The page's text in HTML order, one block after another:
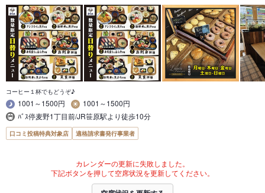
コーヒー１杯でもどうぞ♪
1001～1500円
1001～1500円
ﾊﾞｽ停麦野1丁目前/JR笹原駅より徒歩10分
口コミ投稿特典対象店 適格請求書発行事業者
カレンダーの更新に失敗しました。
下記ボタンを押して空席状況を更新してください。